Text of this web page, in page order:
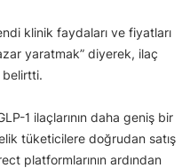
klinik faydaları ve fiyatları
yaratmak” diyerek, ilaç
belirtti.
1 ilaçlarının daha geniş bir
tüketicilere doğrudan satış
platformlarının ardından